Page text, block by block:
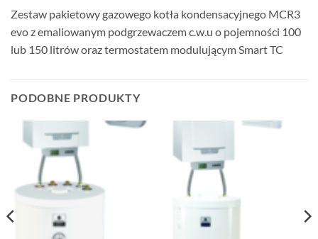
Zestaw pakietowy gazowego kotła kondensacyjnego MCR3
evo z emaliowanym podgrzewaczem c.w.u o pojemności 100
lub 150 litrów oraz termostatem modulującym Smart TC
PODOBNE PRODUKTY